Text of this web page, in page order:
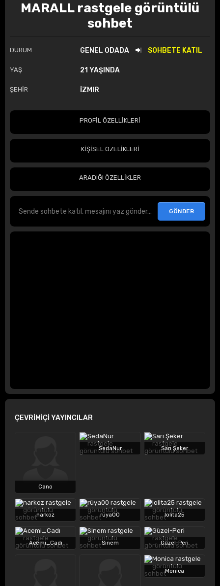
MARALL rastgele görüntülü
sohbet
DURUM GENEL ODADA SOHBETE KATIL
YAŞ 21 YAŞINDA
ŞEHİR İZMIR
PROFİL ÖZELLİKLERİ
KİŞİSEL ÖZELİKLERİ
ARADIĞI ÖZELLİKLER
ÇEVRİMİÇİ YAYINCILAR
Cano
SedaNur Sarı Şeker
narkoz rüya00 lolita25
Acemi_Cadı Sinem Güzel-Peri
Monica